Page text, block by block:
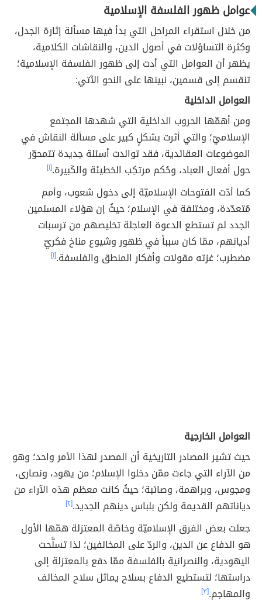
عوامل ظهور الفلسفة الإسلامية
من خلال استقراء المراحل التي بدأ فيها مسألة إثارة الجدل،
وكثرة التساؤلات في أصول الدين، والنقاشات الكلامية،
يظهر أن العوامل التي أدت إلى ظهور الفلسفة الإسلامية؛
تنقسم إلى قسمين، نبينها على النحو الآتي:
العوامل الداخلية
ومن أهمّها الحروب الداخلية التي شهدها المجتمع
الإسلاميّ؛ والتي أثرت بشكلٍ كبير على مسألة النقاش في
الموضوعات العقائدية، فقد توالدت أسئلة جديدة تتمحوّر
حول أفعال العباد، وحُكم مرتكِب الخطيئة والكَبيرة.[١]
كما أدّت الفتوحات الإسلاميّة إلى دخول شعوب، وأمم
مُتعدّدة، ومختلفة في الإسلام؛ حيثُ إن هؤلاء المسلمين
الجدد لم تستطع الدعوة العاجلة تخليصهم من ترسبات
أديانهم، ممّا كان سبباً في ظهور وشيوع مناخ فكريّ
مضطرب؛ غزته مقولات وأفكار المنطق والفلسفة.[١]
العوامل الخارجية
حيث تشير المصادر التاريخية أن المصدر لهذا الأمر واحد؛ وهو
من الآراء التي جاءت ممّن دخلوا الإسلام؛ من يهود، ونصارى،
ومجوس، وبراهمة، وصائبة؛ حيثُ كانت معظم هذه الآراء من
دياناتهم القديمة ولكن بلباس دينهم الجديد.[٢]
جعلت بعض الفرق الإسلاميّة وخاصّة المعتزلة همّها الأول
هو الدفاع عن الدين، والردّ على المخالفين؛ لذا تسلَّحت
اليهودية، والنصرانية بالفلسفة ممّا دفع بالمعتزلة إلى
دراستها؛ لتستطيع الدفاع بسلاح يماثل سلاح المخالف
والمهاجم.[٣]